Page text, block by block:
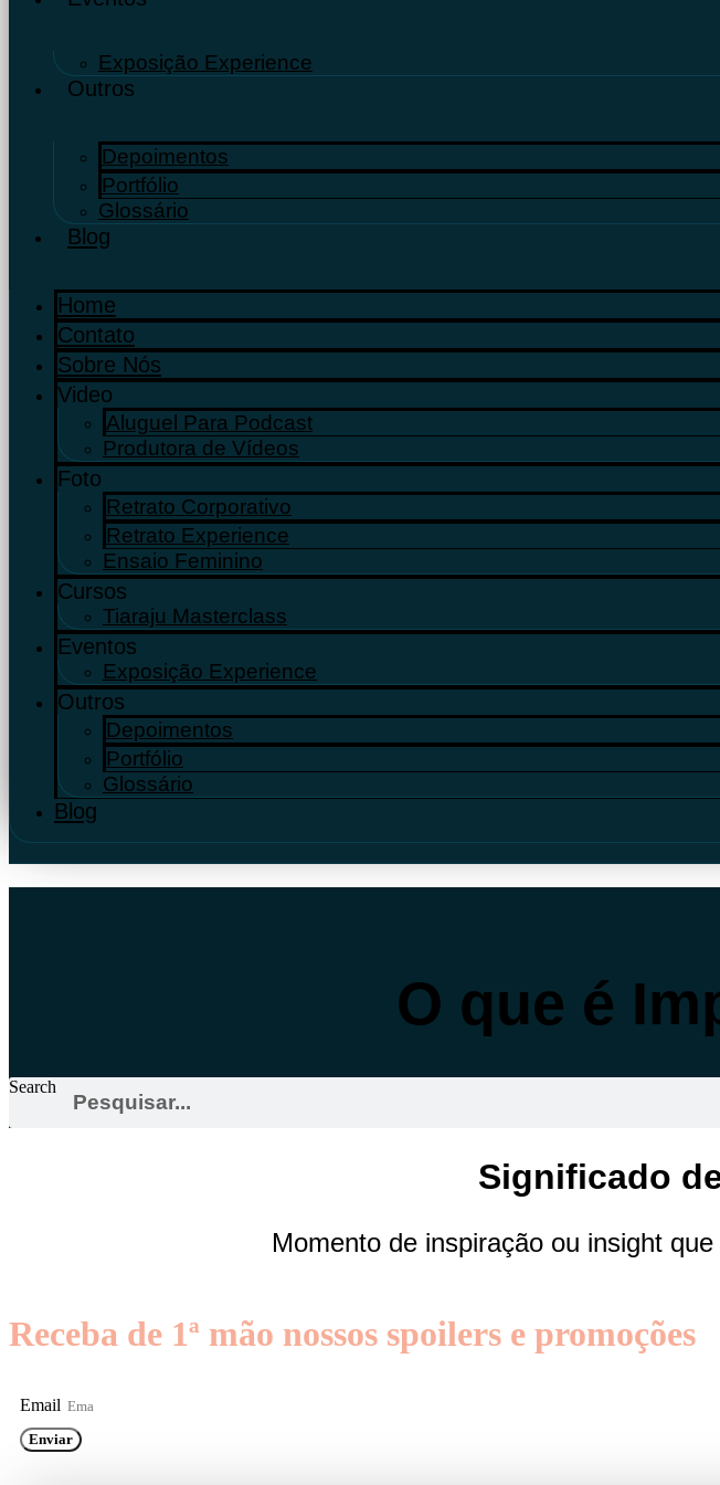
Exposição Experience
Outros
Depoimentos
Portfólio
Glossário
Blog
Home
Contato
Sobre Nós
Video
Aluguel Para Podcast
Produtora de Vídeos
Foto
Retrato Corporativo
Retrato Experience
Ensaio Feminino
Cursos
Tiaraju Masterclass
Eventos
Exposição Experience
Outros
Depoimentos
Portfólio
Glossário
Blog
O que é
Search
Significado
Momento de inspiração ou insight
Receba de 1ª mão nossos spoilers e promoções
Email
Enviar